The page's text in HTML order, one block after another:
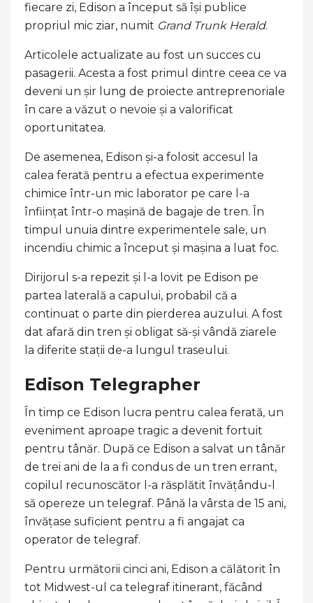
fiecare zi, Edison a început să își publice
propriul mic ziar, numit Grand Trunk Herald.
Articolele actualizate au fost un succes cu
pasagerii. Acesta a fost primul dintre ceea ce va
deveni un șir lung de proiecte antreprenoriale
în care a văzut o nevoie și a valorificat
oportunitatea.
De asemenea, Edison și-a folosit accesul la
calea ferată pentru a efectua experimente
chimice într-un mic laborator pe care l-a
înființat într-o mașină de bagaje de tren. În
timpul unuia dintre experimentele sale, un
incendiu chimic a început și mașina a luat foc.
Dirijorul s-a repezit și l-a lovit pe Edison pe
partea laterală a capului, probabil că a
continuat o parte din pierderea auzului. A fost
dat afară din tren și obligat să-și vândă ziarele
la diferite stații de-a lungul traseului.
Edison Telegrapher
În timp ce Edison lucra pentru calea ferată, un
eveniment aproape tragic a devenit fortuit
pentru tânăr. După ce Edison a salvat un tânăr
de trei ani de la a fi condus de un tren errant,
copilul recunoscător l-a răsplătit învățându-l
să opereze un telegraf. Până la vârsta de 15 ani,
învățase suficient pentru a fi angajat ca
operator de telegraf.
Pentru următorii cinci ani, Edison a călătorit în
tot Midwest-ul ca telegraf itinerant, făcând